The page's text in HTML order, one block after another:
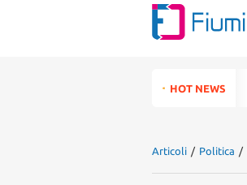
for:HOT NEWS
Articoli / Politica /